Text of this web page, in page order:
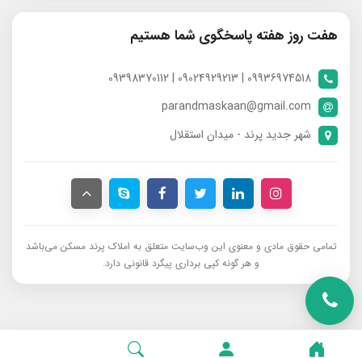
هفت روز هفته پاسخگوی شما هستیم
09936974518 | 09024929213 | 09398370112
parandmaskaan@gmail.com
شهر جدید پرند - میدان استقلال
تمامی حقوق مادی و معنوی این وب‌سایت متعلق به املاک پرند مسکن می‌باشد
و هر گونه کپی برداری پیگرد قانونی دارد.